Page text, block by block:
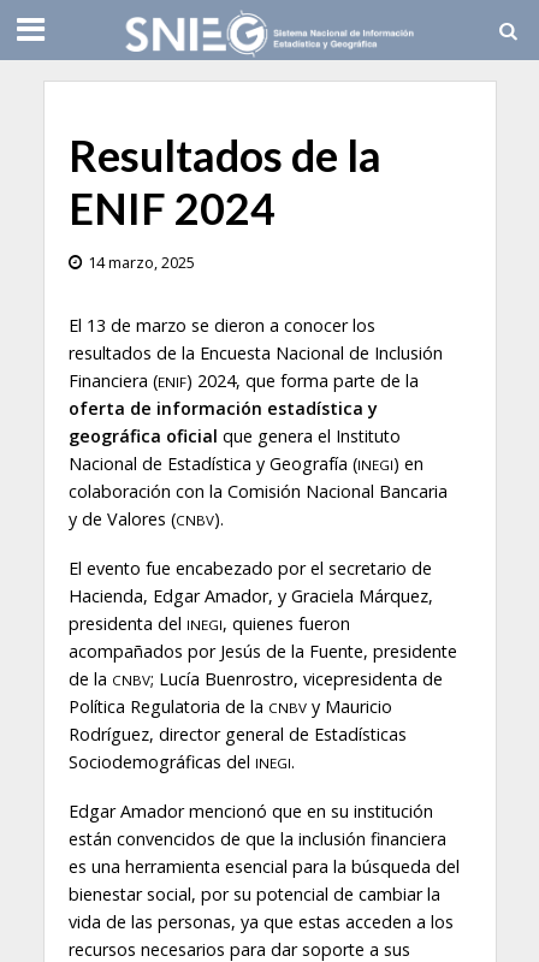
Resultados de la
ENIF 2024
14 marzo, 2025
El 13 de marzo se dieron a conocer los
resultados de la Encuesta Nacional de Inclusión
Financiera (ENIF) 2024, que forma parte de la
oferta de información estadística y
geográfica oficial que genera el Instituto
Nacional de Estadística y Geografía (INEGI) en
colaboración con la Comisión Nacional Bancaria
y de Valores (CNBV).
El evento fue encabezado por el secretario de
Hacienda, Edgar Amador, y Graciela Márquez,
presidenta del INEGI, quienes fueron
acompañados por Jesús de la Fuente, presidente
de la CNBV; Lucía Buenrostro, vicepresidenta de
Política Regulatoria de la CNBVy Mauricio
Rodríguez, director general de Estadísticas
Sociodemográficas del INEGI.
Edgar Amador mencionó que en su institución
están convencidos de que la inclusión financiera
es una herramienta esencial para la búsqueda del
bienestar social, por su potencial de cambiar la
vida de las personas, ya que estas acceden a los
recursos necesarios para dar soporte a sus